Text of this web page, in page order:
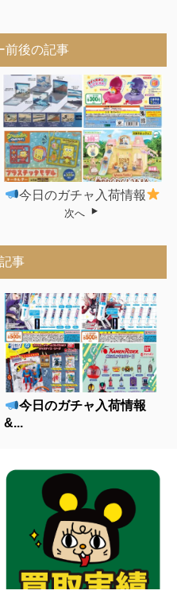
前後の記事
今日のガチャ入荷情報
次へ
事
今日のガチャ入荷情報
&...